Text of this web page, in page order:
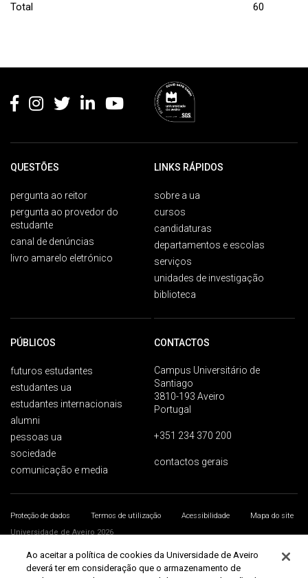
Total 60
QUESTÕES
pergunta ao reitor
pergunta ao provedor do
estudante
canal de denúncias
livro amarelo eletrónico
LINKS RÁPIDOS
sobre a ua
cursos
candidaturas
departamentos e escolas
serviços
unidades de investigação
biblioteca
PÚBLICOS
futuros estudantes
estudantes ua
estudantes internacionais
alumni
pessoas ua
sociedade
comunicação e media
CONTACTOS
Campus Universitário de
Santiago
3810-193 Aveiro
Portugal
+351 234 370 200
contactos gerais
Proteção de dados Termos de utilização Acessibilidade
Mapa do site
Universidade de Aveiro 2026
Ao aceitar a política de cookies da Universidade de Aveiro
deverá ter em consideração que o armazenamento de